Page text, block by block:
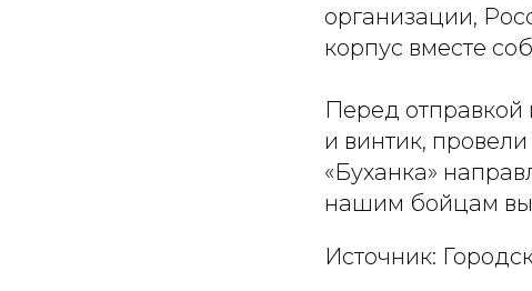
организации,
корпус вместе
Перед
и винтик,
«Буханка»
нашим бойцам
Источник: